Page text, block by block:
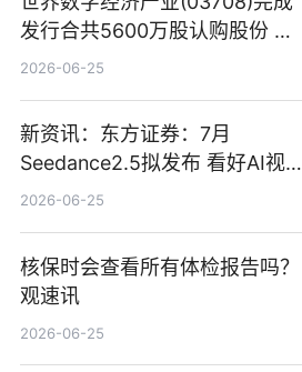
发行合共5600万股认购股份 净
筹约1007万港元 独家焦点
2026-06-25
新资讯：东方证券：7月
Seedance2.5拟发布 看好AI视频
创作工作流进一步提效
2026-06-25
核保时会查看所有体检报告吗？
观速讯
2026-06-25